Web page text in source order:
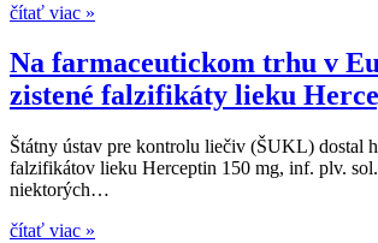
čítať viac »
Na farmaceutickom trhu v
zistené falzifikáty lieku
Štátny ústav pre kontrolu liečiv (ŠUKL) dostal
falzifikátov lieku Herceptin 150 mg, inf. plv.
niektorých…
čítať viac »